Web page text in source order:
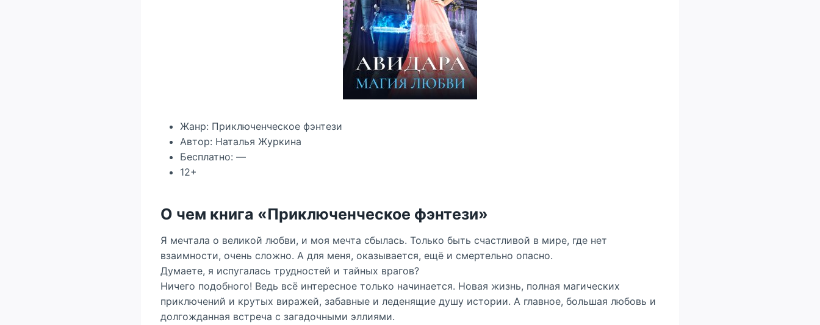
Жанр: Приключенческое фэнтези
Автор: Наталья Журкина
Бесплатно: —
12+
О чем книга «Приключенческое фэнтези»
Я мечтала о великой любви, и моя мечта сбылась. Только быть счастливой в мире, где нет
взаимности, очень сложно. А для меня, оказывается, ещё и смертельно опасно.
Думаете, я испугалась трудностей и тайных врагов?
Ничего подобного! Ведь всё интересное только начинается. Новая жизнь, полная магических
приключений и крутых виражей, забавные и леденящие душу истории. А главное, большая любовь и
долгожданная встреча с загадочными эллиями.